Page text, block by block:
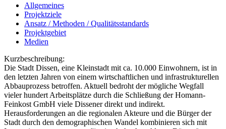
Allgemeines
Projektziele
Ansatz / Methoden / Qualitätsstandards
Projektgebiet
Medien
Kurzbeschreibung:
Die Stadt Dissen, eine Kleinstadt mit ca. 10.000 Einwohnern, ist in
den letzten Jahren von einem wirtschaftlichen und infrastrukturellen
Abbauprozess betroffen. Aktuell bedroht der mögliche Wegfall
vieler hundert Arbeitsplätze durch die Schließung der Homann-
Feinkost GmbH viele Dissener direkt und indirekt.
Herausforderungen an die regionalen Akteure und die Bürger der
Stadt durch den demographischen Wandel kombinieren sich mit